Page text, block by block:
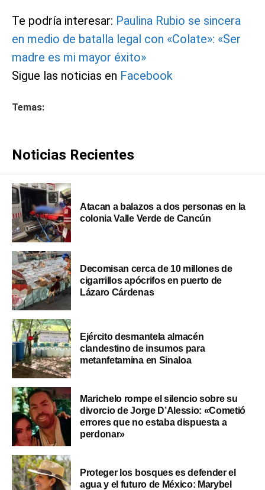
Te podría interesar: Paulina Rubio se sincera
en medio de batalla legal con «Colate»: «Ser
madre es mi mayor éxito»
Sigue las noticias en Facebook
Temas:
Noticias Recientes
Atacan a balazos a dos personas en la
colonia Valle Verde de Cancún
Decomisan cerca de 10 millones de
cigarrillos apócrifos en puerto de
Lázaro Cárdenas
Ejército desmantela almacén
clandestino de insumos para
metanfetamina en Sinaloa
Marichelo rompe el silencio sobre su
divorcio de Jorge D’Alessio: «Cometió
errores que no estaba dispuesta a
perdonar»
Proteger los bosques es defender el
agua y el futuro de México: Marybel